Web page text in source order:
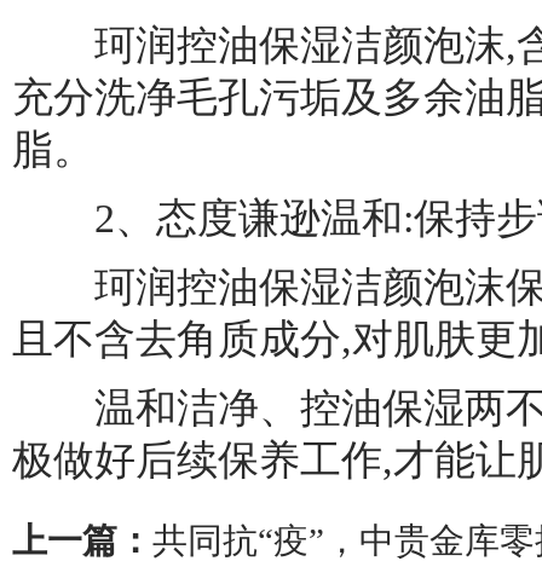
珂润控油保湿洁颜泡沫,
充分洗净毛孔污垢及多余油
脂。
2、态度谦逊温和:保持步
珂润控油保湿洁颜泡沫保
且不含去角质成分,对肌肤更
温和洁净、控油保湿两不
极做好后续保养工作,才能让
上一篇： 共同抗“疫”，中贵金库